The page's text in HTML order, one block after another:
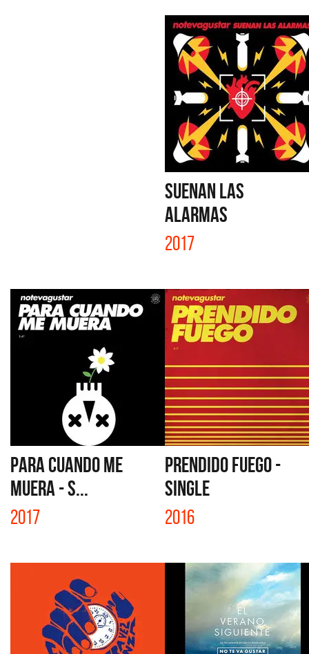
SUENAN LAS
ALARMAS
2017
PARA CUANDO ME
MUERA - S...
2017
PRENDIDO FUEGO -
SINGLE
2016